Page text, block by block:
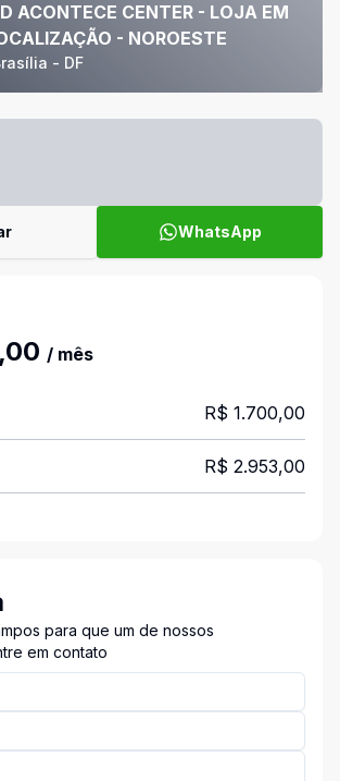
ACONTECE CENTER - LOJA EM
- NOROESTE
- DF
WhatsApp
/ mês
R$ 1.700,00
R$ 2.953,00
para que um de nossos
em contato